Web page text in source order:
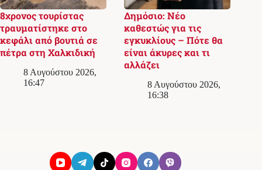
8χρονος τουρίστας
τραυματίστηκε στο
κεφάλι από βουτιά σε
πέτρα στη Χαλκιδική
8 Αυγούστου 2026,
16:47
Δημόσιο: Νέο
καθεστώς για τις
εγκυκλίους – Πότε θα
είναι άκυρες και τι
αλλάζει
8 Αυγούστου 2026,
16:38